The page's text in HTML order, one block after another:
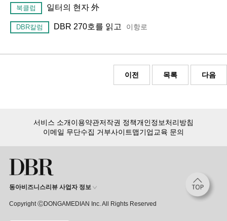
북클럽 일터의 현자 外
DBR칼럼 DBR 270호를 읽고 이항로
이전 목록 다음
서비스 소개이용약관저작권 정책개인정보처리방침
이메일 무단수집 거부사이트맵기업교육 문의
동아비즈니스리뷰 사업자 정보
Copyright ⒸDONGAMEDIAN Inc. All Rights Reserved